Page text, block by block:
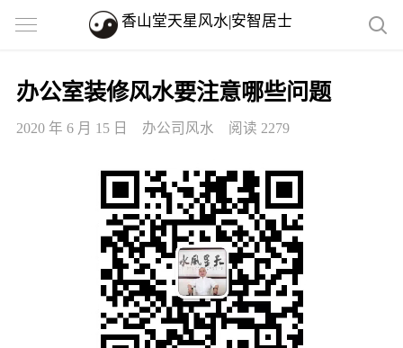
香山堂天星风水|安智居士
办公室装修风水要注意哪些问题
2020 年 6 月 15 日 办公司风水 阅读 2279